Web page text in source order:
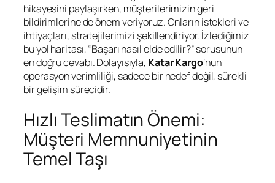
hikayesini paylaşırken, müşterilerimizin geri
bildirimlerine de önem veriyoruz. Onların istekleri ve
ihtiyaçları, stratejilerimizi şekillendiriyor. İzlediğimiz
bu yol haritası, “Başarı nasıl elde edilir?” sorusunun
en doğru cevabı. Dolayısıyla, Katar Kargo‘nun
operasyon verimliliği, sadece bir hedef değil, sürekli
bir gelişim sürecidir.
Hızlı Teslimatın Önemi:
Müşteri Memnuniyetinin
Temel Taşı